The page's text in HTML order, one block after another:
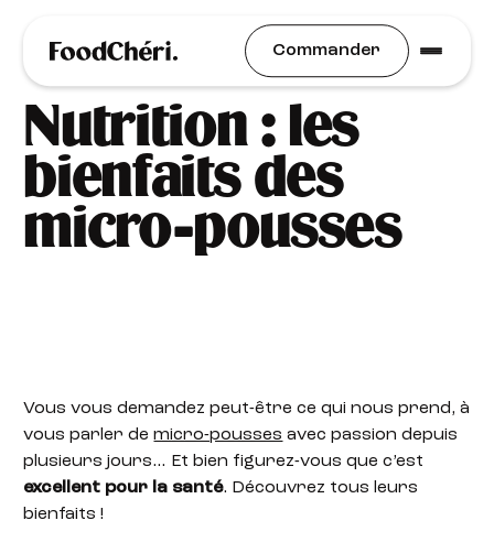
Commander
Idées Recettes
Nutrition : les
bienfaits des
micro-pousses
Vous vous demandez peut-être ce qui nous prend, à
vous parler demicro-pousses avec passion depuis
plusieurs jours… Et bien figurez-vous que c’est
excellent pour la santé. Découvrez tous leurs
bienfaits !